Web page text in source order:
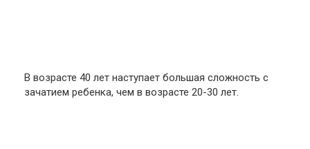
В возрасте 40 лет наступает большая сложность с
зачатием ребенка, чем в возрасте 20-30 лет.